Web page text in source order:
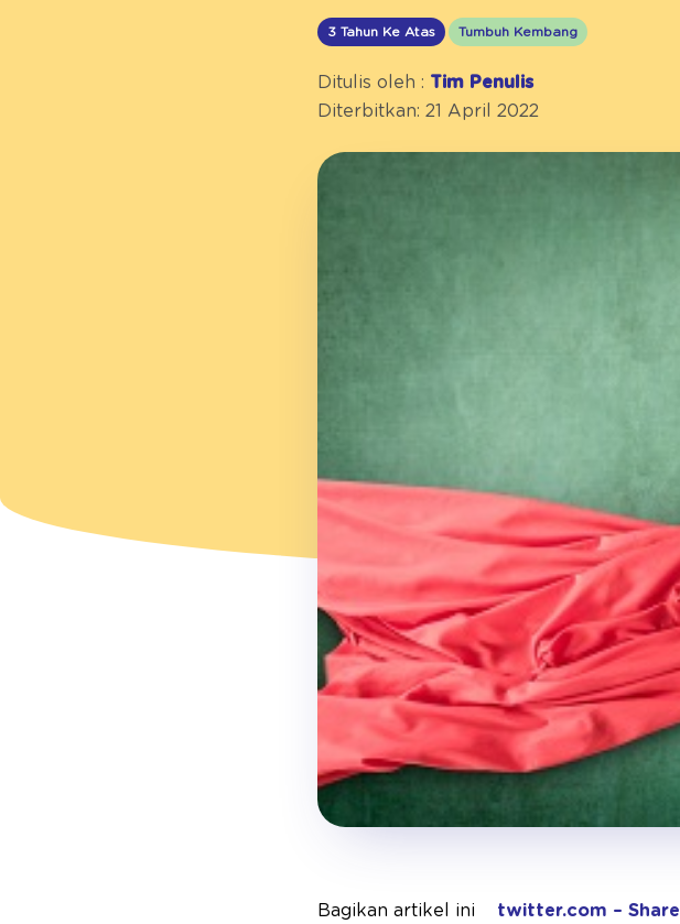
3 Tahun Ke Atas Tumbuh Kembang
Ditulis oleh : Tim Penulis
Diterbitkan: 21 April 2022
Bagikan artikel ini twitter.com – Share